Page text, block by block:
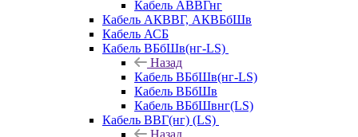
Кабель АВВГнг
Кабель АКВВГ, АКВБбШв
Кабель АСБ
Кабель ВБбШв(нг-LS)
Назад
Кабель ВБбШв(нг-LS)
Кабель ВБбШв
Кабель ВБбШвнг(LS)
Кабель ВВГ(нг) (LS)
Назад